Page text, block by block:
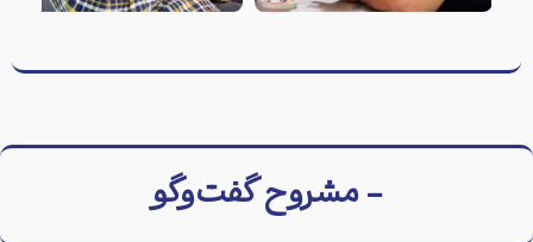
- مشروح گفت‌وگو